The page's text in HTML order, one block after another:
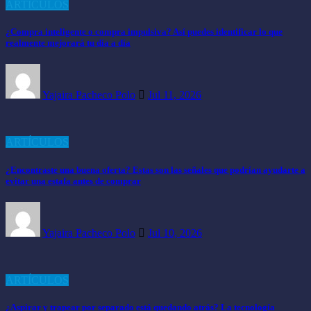
¿Compra inteligente o compra impulsiva? Así puedes identificar lo que
realmente mejorará tu día a día
Yajaira Pacheco Polo Jul 11, 2026
¿Encontraste una buena oferta? Estas son las señales que podrían ayudarte a
evitar una estafa antes de comprar
Yajaira Pacheco Polo Jul 10, 2026
¿Aspirar y trapear por separado está quedando atrás? La tecnología